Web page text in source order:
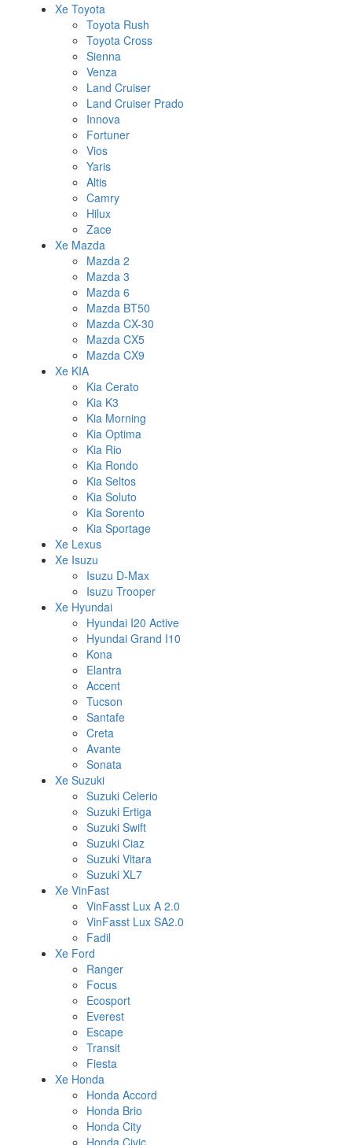
Xe Toyota
Toyota Rush
Toyota Cross
Sienna
Venza
Land Cruiser
Land Cruiser Prado
Innova
Fortuner
Vios
Yaris
Altis
Camry
Hilux
Zace
Xe Mazda
Mazda 2
Mazda 3
Mazda 6
Mazda BT50
Mazda CX-30
Mazda CX5
Mazda CX9
Xe KIA
Kia Cerato
Kia K3
Kia Morning
Kia Optima
Kia Rio
Kia Rondo
Kia Seltos
Kia Soluto
Kia Sorento
Kia Sportage
Xe Lexus
Xe Isuzu
Isuzu D-Max
Isuzu Trooper
Xe Hyundai
Hyundai I20 Active
Hyundai Grand I10
Kona
Elantra
Accent
Tucson
Santafe
Creta
Avante
Sonata
Xe Suzuki
Suzuki Celerio
Suzuki Ertiga
Suzuki Swift
Suzuki Ciaz
Suzuki Vitara
Suzuki XL7
Xe VinFast
VinFasst Lux A 2.0
VinFasst Lux SA2.0
Fadil
Xe Ford
Ranger
Focus
Ecosport
Everest
Escape
Transit
Fiesta
Xe Honda
Honda Accord
Honda Brio
Honda City